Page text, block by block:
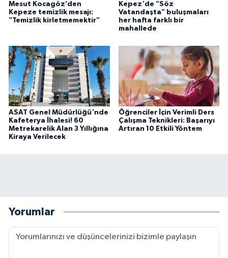
Mesut Kocagöz’den
Kepeze temizlik mesajı:
"Temizlik kirletmemektir"
Kepez'de "Söz
Vatandaşta" buluşmaları
her hafta farklı bir
mahallede
ASAT Genel Müdürlüğü'nde
Kafeterya İhalesi! 60
Metrekarelik Alan 3 Yıllığına
Kiraya Verilecek
Öğrenciler İçin Verimli Ders
Çalışma Teknikleri: Başarıyı
Artıran 10 Etkili Yöntem
Yorumlar